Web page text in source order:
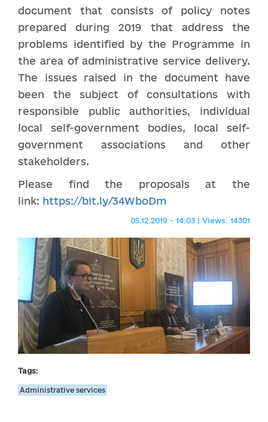
document that consists of policy notes
prepared during 2019 that address the
problems identified by the Programme in
the area of administrative service delivery.
The issues raised in the document have
been the subject of consultations with
responsible public authorities, individual
local self-government bodies, local self-
government associations and other
stakeholders.
Please find the proposals at the
link: https://bit.ly/34WboDm
05.12.2019 - 14:03 | Views: 14301
Tags:
Administrative services